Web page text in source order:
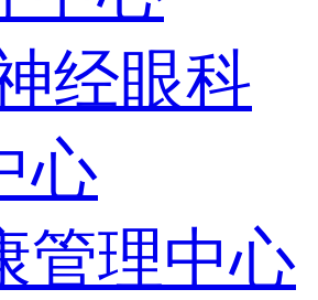
经眼科
心
管理中心